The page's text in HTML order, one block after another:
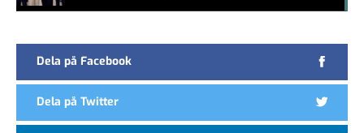
Dela på Facebook
Dela på Twitter